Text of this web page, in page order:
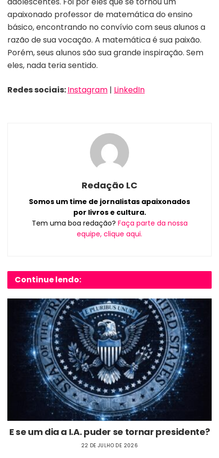
apaixonado professor de matemática do ensino
básico, encontrando no convívio com seus alunos a
razão de sua vocação. A matemática é sua paixão.
Porém, seus alunos são sua grande inspiração. Sem
eles, nada teria sentido.
Redes sociais:Instagram | LinkedIn
Redação LC
Somos um time de jornalistas apaixonados
por livros e cultura.
Tem uma boa redação? Faça parte da nossa
equipe, clique aqui.
Continue lendo:
E se um dia a I.A. puder se tornar presidente?
22 DE JULHO DE 2026